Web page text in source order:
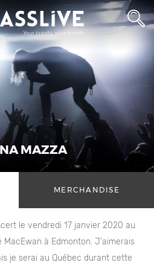
MAZZA
MERCHANDISE
le vendredi 17 janvier 2020 au
à Edmonton. J'aimerais
je serai au Québec durant cette